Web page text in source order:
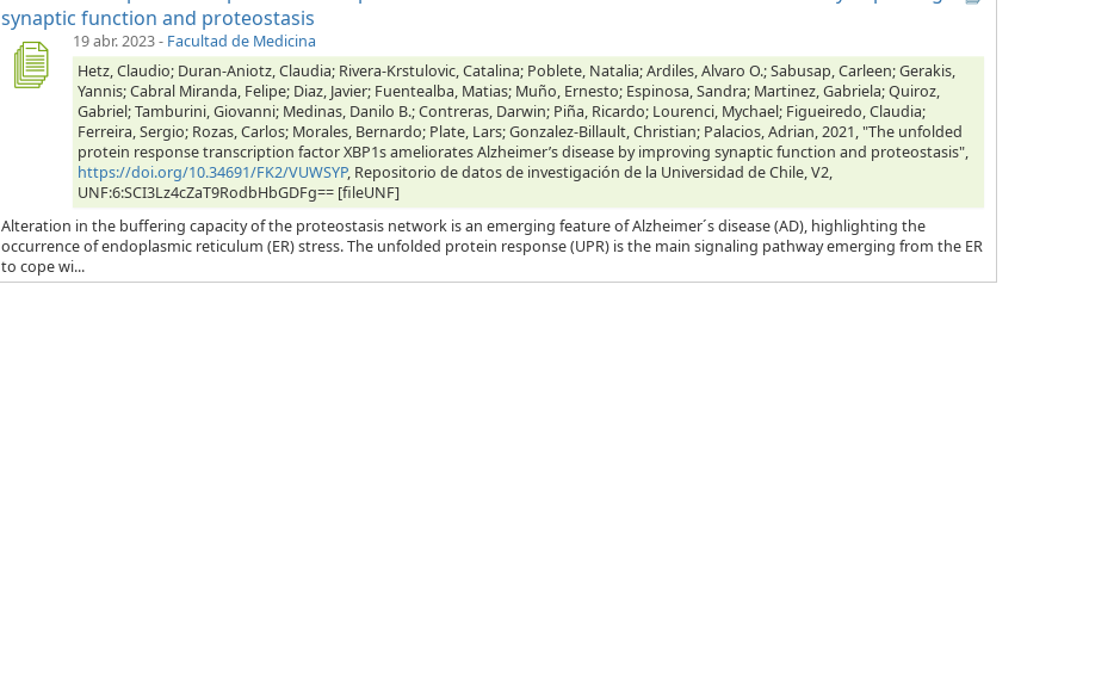
synaptic function and proteostasis
19 abr. 2023- Facultad de Medicina
Hetz, Claudio; Duran-Aniotz, Claudia; Rivera-Krstulovic, Catalina; Poblete, Natalia; Ardiles, Alvaro O.; Sabusap, Carleen; Gerakis,
Yannis; Cabral Miranda, Felipe; Diaz, Javier; Fuentealba, Matias; Muño, Ernesto; Espinosa, Sandra; Martinez, Gabriela; Quiroz,
Gabriel; Tamburini, Giovanni; Medinas, Danilo B.; Contreras, Darwin; Piña, Ricardo; Lourenci, Mychael; Figueiredo, Claudia;
Ferreira, Sergio; Rozas, Carlos; Morales, Bernardo; Plate, Lars; Gonzalez-Billault, Christian; Palacios, Adrian, 2021, "The unfolded
protein response transcription factor XBP1s ameliorates Alzheimer’s disease by improving synaptic function and proteostasis",
https://doi.org/10.34691/FK2/VUWSYP, Repositorio de datos de investigación de la Universidad de Chile, V2,
UNF:6:SCI3Lz4cZaT9RodbHbGDFg== [fileUNF]
Alteration in the buffering capacity of the proteostasis network is an emerging feature of Alzheimer´s disease (AD), highlighting the
occurrence of endoplasmic reticulum (ER) stress. The unfolded protein response (UPR) is the main signaling pathway emerging from the ER
to cope wi...